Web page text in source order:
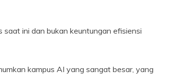
ini dan bukan keuntungan efisiensi
kampus AI yang sangat besar, yang